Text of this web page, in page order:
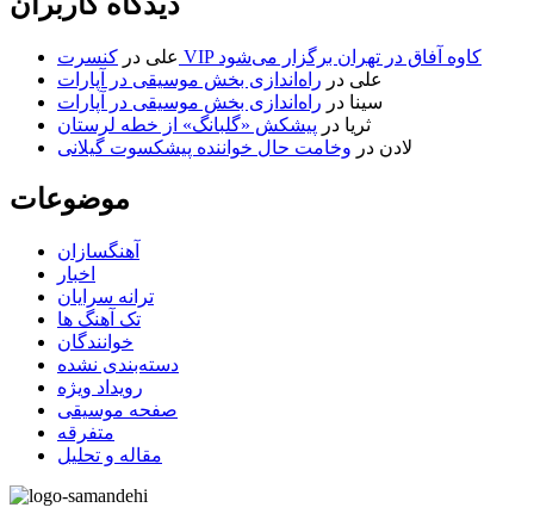
علی در
کنسرت VIP کاوه آفاق در تهران برگزار می‌شود
علی در راه‌اندازی بخش موسیقی در آپارات
سینا در راه‌اندازی بخش موسیقی در آپارات
ثریا در پیشکش «گلبانگ» از خطه لرستان
لادن در وخامت حال خواننده پیشکسوت گیلانی
موضوعات
آهنگسازان
اخبار
ترانه سرایان
تک آهنگ ها
خوانندگان
دسته‌بندی نشده
رویداد ویژه
صفحه موسیقی
متفرقه
مقاله و تحلیل